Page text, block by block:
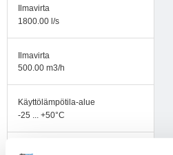
Ilmavirta
1800.00 l/s
Ilmavirta
500.00 m3/h
Käyttölämpötila-alue
-25 ... +50°C